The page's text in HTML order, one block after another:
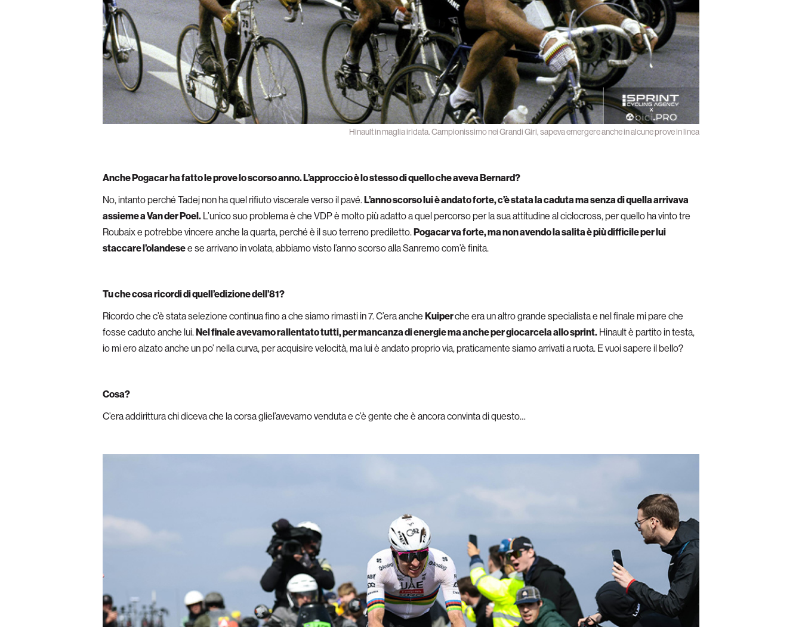
Hinault in maglia iridata. Campionissimo nei Grandi Giri, sapeva emergere anche in alcune prove in linea
Anche Pogacar ha fatto le prove lo scorso anno. L’approccio è lo stesso di quello che aveva Bernard?
No, intanto perché Tadej non ha quel rifiuto viscerale verso il pavé.L’anno scorso lui è andato forte, c’è stata la caduta ma senza di quella arrivava
assieme a Van der Poel. L’unico suo problema è che VDP è molto più adatto a quel percorso per la sua attitudine al ciclocross, per quello ha vinto tre
Roubaix e potrebbe vincere anche la quarta, perché è il suo terreno prediletto.Pogacar va forte, ma non avendo la salita è più difficile per lui
staccare l’olandesee se arrivano in volata, abbiamo visto l’anno scorso alla Sanremo com’è finita.
Tu che cosa ricordi di quell’edizione dell’81?
Ricordo che c’è stata selezione continua fino a che siamo rimasti in 7. C’era anche Kuiperche era un altro grande specialista e nel finale mi pare che
fosse caduto anche lui.Nel finale avevamo rallentato tutti, per mancanza di energie ma anche per giocarcela allo sprint. Hinault è partito in testa,
io mi ero alzato anche un po’ nella curva, per acquisire velocità, ma lui è andato proprio via, praticamente siamo arrivati a ruota. E vuoi sapere il bello?
Cosa?
C’era addirittura chi diceva che la corsa gliel’avevamo venduta e c’è gente che è ancora convinta di questo…